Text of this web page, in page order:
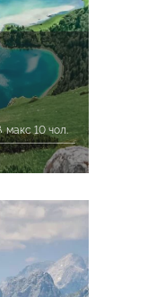
макс 10 чол.